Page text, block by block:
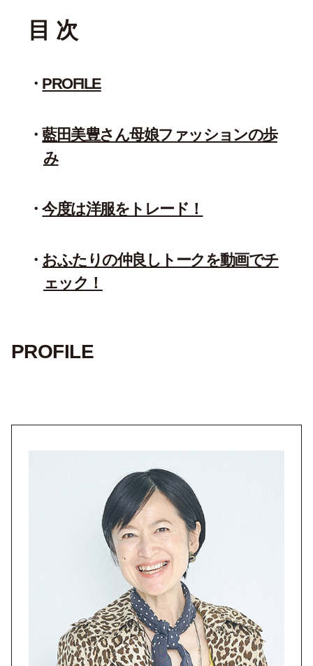
目 次
PROFILE
藍田美豊さん母娘ファッションの歩
み
今度は洋服をトレード！
おふたりの仲良しトークを動画でチ
ェック！
PROFILE